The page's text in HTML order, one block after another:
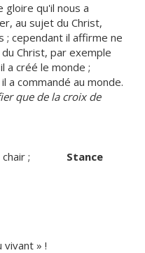
gloire qu'il nous a
au sujet du Christ,
; cependant il affirme ne
Christ, par exemple
a créé le monde ;
a commandé au monde.
que de la croix de
de chair ; Stance
vivant » !